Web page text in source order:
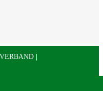
|